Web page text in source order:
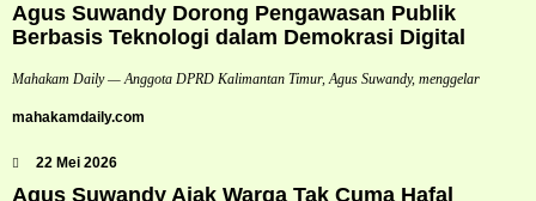
Agus Suwandy Dorong Pengawasan Publik
Berbasis Teknologi dalam Demokrasi Digital
Mahakam Daily — Anggota DPRD Kalimantan Timur, Agus Suwandy, menggelar
mahakamdaily.com
22 Mei 2026
Agus Suwandy Ajak Warga Tak Cuma Hafal